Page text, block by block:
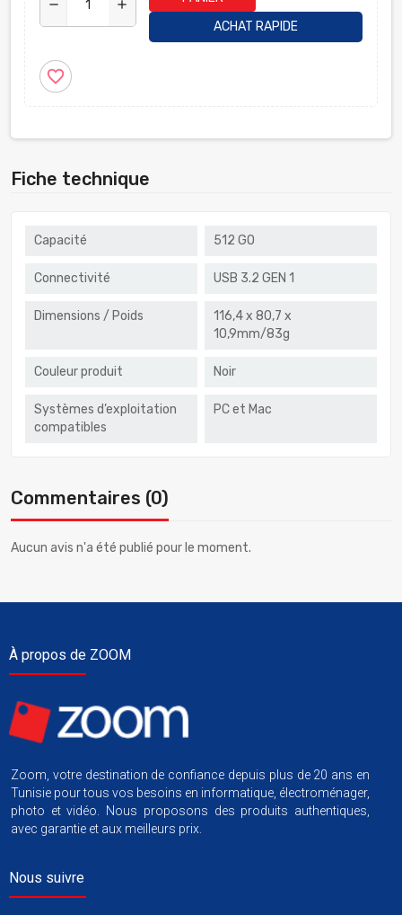
remove add
ACHAT RAPIDE
favorite_border
Fiche technique
Capacité 512 GO
Connectivité USB 3.2 GEN 1
Dimensions / Poids
116,4 x 80,7 x
10,9mm/83g
Couleur produit Noir
Systèmes d’exploitation
compatibles
PC et Mac
Commentaires (0)
Aucun avis n'a été publié pour le moment.
À propos de ZOOM
Zoom, votre destination de confiance depuis plus de 20 ans en
Tunisie pour tous vos besoins en informatique, électroménager,
photo et vidéo. Nous proposons des produits authentiques,
avec garantie et aux meilleurs prix.
Nous suivre